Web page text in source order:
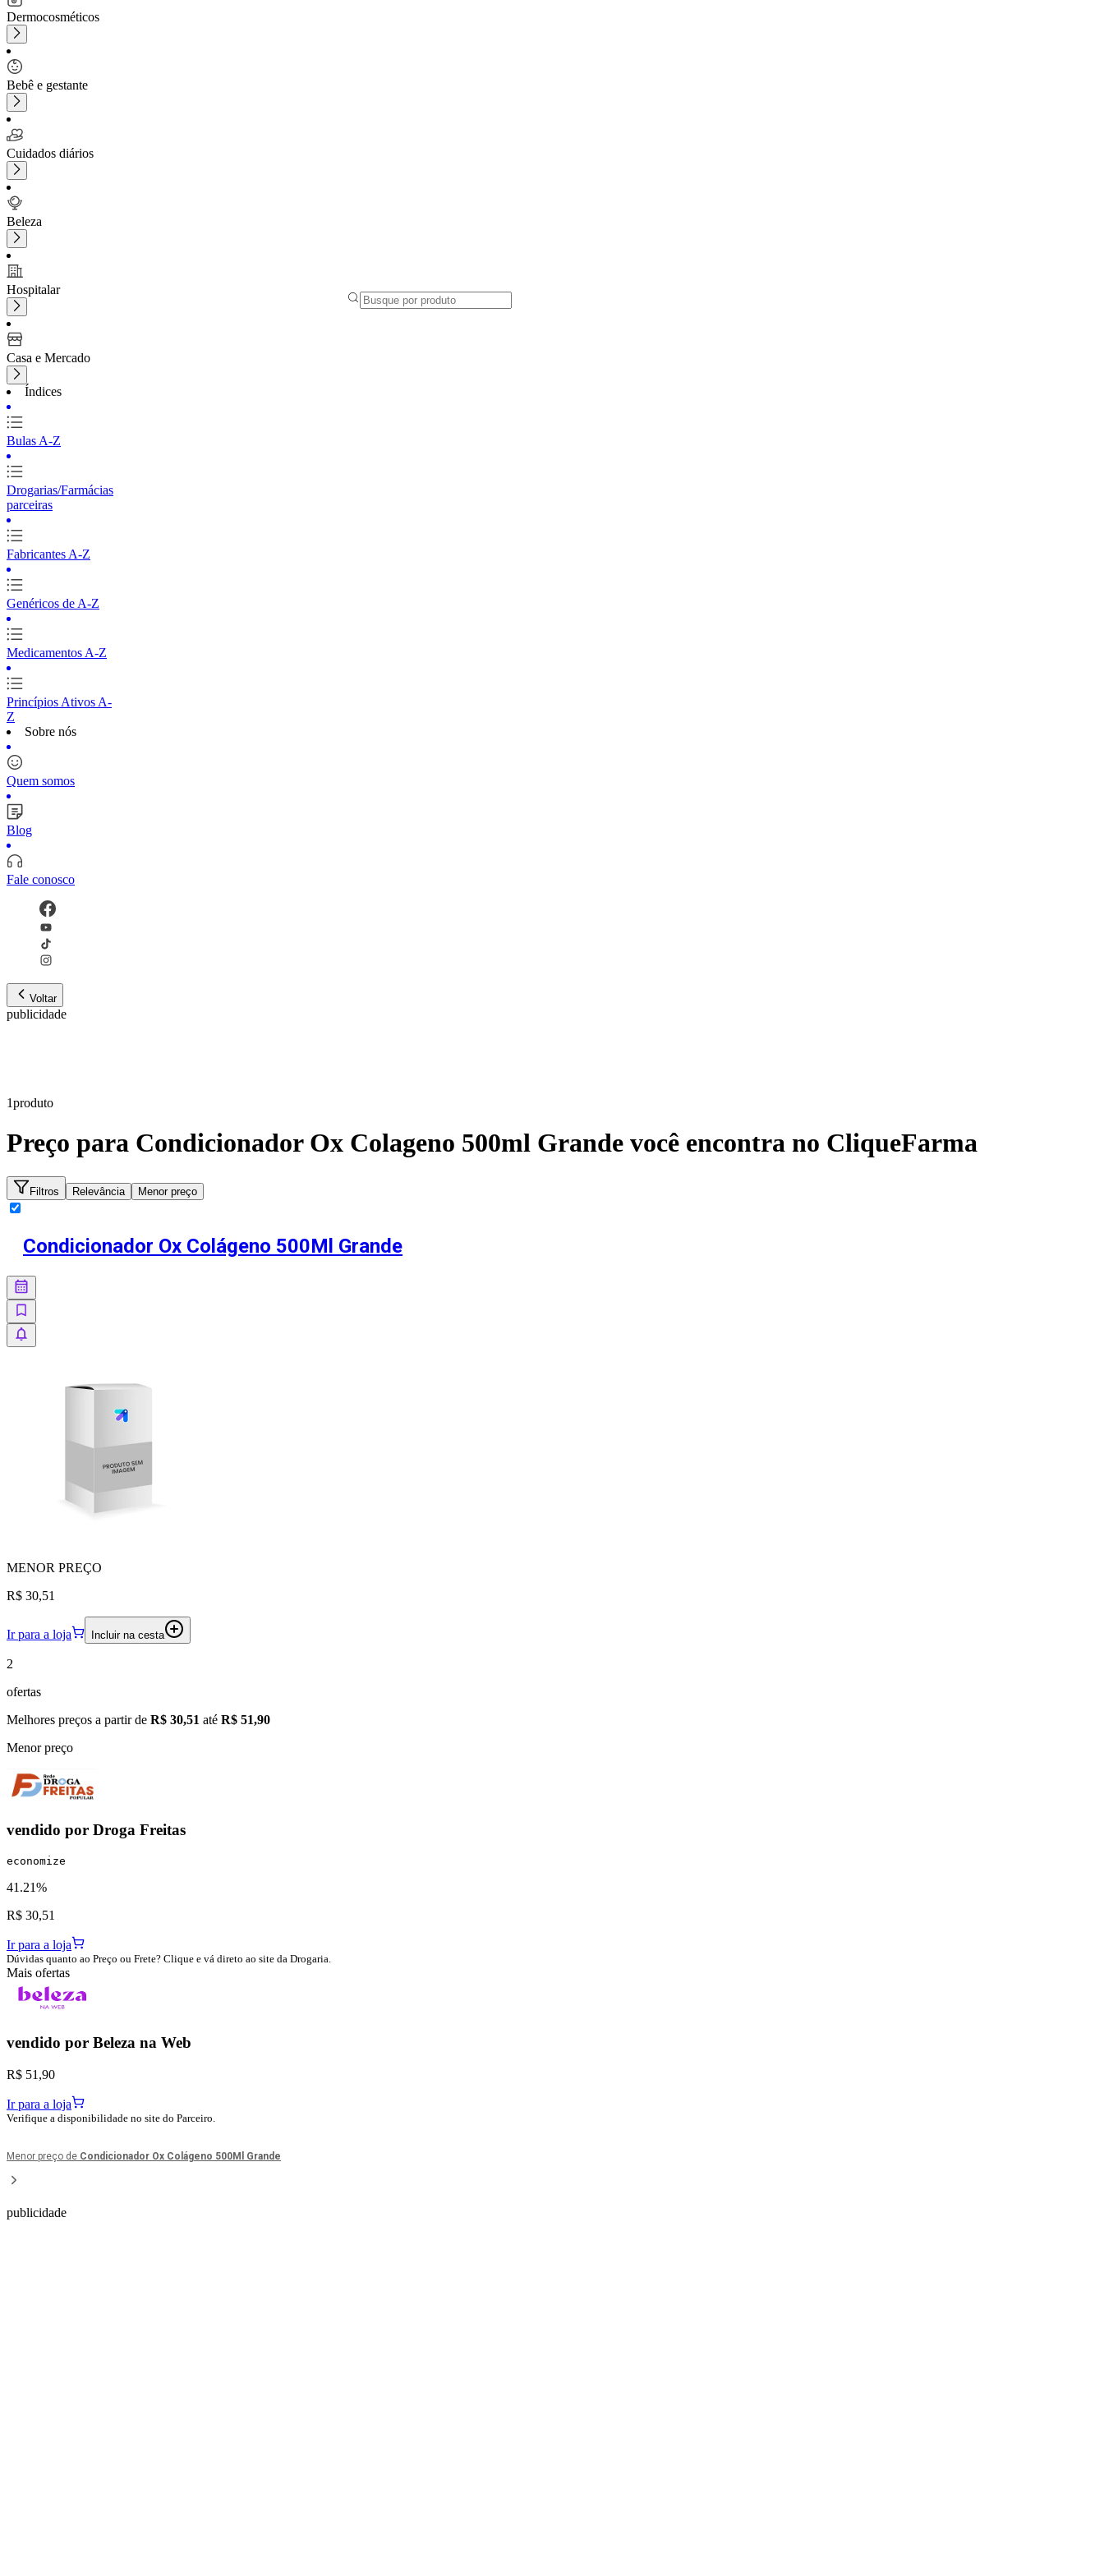
Dermocosméticos
Bebê e gestante
Cuidados diários
Beleza
Hospitalar
Casa e Mercado
Índices
Bulas A-Z
Drogarias/Farmácias
parceiras
Fabricantes A-Z
Genéricos de A-Z
Medicamentos A-Z
Princípios Ativos A-
Z
Sobre nós
Quem somos
Blog
Fale conosco
Voltar
publicidade
1produto
Preço para Condicionador Ox Colageno 500ml Grande você encontra no CliqueFarma
Filtros Relevância Menor preço
Condicionador Ox Colágeno 500Ml Grande
MENOR PREÇO
R$ 30,51
Ir para a loja Incluir na cesta
2
ofertas
Melhores preços a partir de R$ 30,51 até R$ 51,90
Menor preço
vendido por Droga Freitas
economize
41.21%
R$ 30,51
Ir para a loja
Dúvidas quanto ao Preço ou Frete? Clique e vá direto ao site da Drogaria.
Mais ofertas
vendido por Beleza na Web
R$ 51,90
Ir para a loja
Verifique a disponibilidade no site do Parceiro.
Menor preço de Condicionador Ox Colágeno 500Ml Grande
publicidade